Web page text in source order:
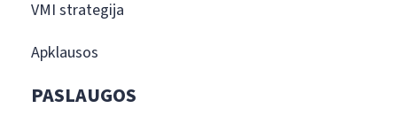
VMI strategija
Apklausos
PASLAUGOS